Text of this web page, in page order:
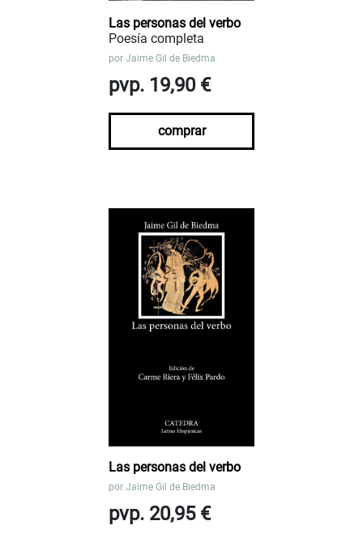
Las personas del verbo
Poesía completa
por Jaime Gil de Biedma
pvp. 19,90 €
comprar
Las personas del verbo
por Jaime Gil de Biedma
pvp. 20,95 €